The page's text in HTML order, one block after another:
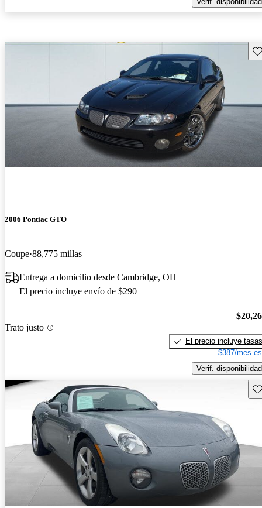
2006 Pontiac GTO
Coupe 88,775 millas
Entrega a domicilio desde Cambridge, OH
El precio incluye envío de $290
Trato justo
El precio incluye tasas
$387/mes
Verif. disponibilidad